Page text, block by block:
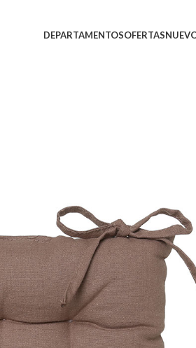
DEPARTAMENTOSOFERTAS